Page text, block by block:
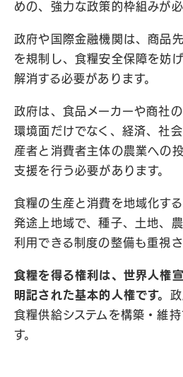
めの、強力な政策的枠組みが必
政府や国際金融機関は、商品
を規制し、食糧安全保障を妨
解消する必要があります。
政府は、食品メーカーや商社
環境面だけでなく、経済、社
産者と消費者主体の農業への
支援を行う必要があります。
食糧の生産と消費を地域化す
発途上地域で、種子、土地、
利用できる制度の整備も重視
食糧を得る権利は、世界人権
明記された基本的人権です。
食糧供給システムを構築・維
す。